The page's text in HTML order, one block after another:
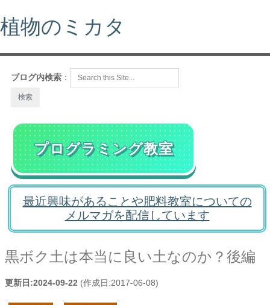
植物のミカタ
ブログ内検索 ：
プログラミング教室
最近興味があることや肥料教室についての
メルマガを配信しています
黒ボク土は本当に良い土なのか？後編
更新日:2024-09-22 (作成日:2017-06-08)